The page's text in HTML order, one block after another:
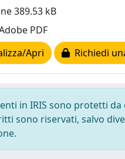
389.53 kB
PDF
Apri
Richiedi
in IRIS sono protetti
sono riservati, salvo